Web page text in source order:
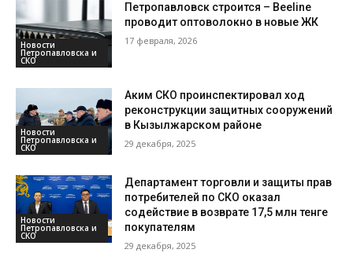
Новости
Петропавловска и
СКО
Петропавловск строится – Beeline
проводит оптоволокно в новые ЖК
17 февраля, 2026
Новости
Петропавловска и
СКО
Аким СКО проинспектировал ход
реконструкции защитных сооружений
в Кызылжарском районе
29 декабря, 2025
Новости
Петропавловска и
СКО
Департамент торговли и защиты прав
потребителей по СКО оказал
содействие в возврате 17,5 млн тенге
покупателям
29 декабря, 2025